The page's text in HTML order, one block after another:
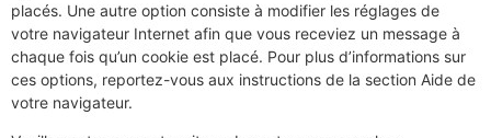
placés. Une autre option consiste à modifier les réglages de
votre navigateur Internet afin que vous receviez un message à
chaque fois qu’un cookie est placé. Pour plus d’informations sur
ces options, reportez-vous aux instructions de la section Aide de
votre navigateur.